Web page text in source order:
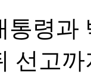
통령과
선고